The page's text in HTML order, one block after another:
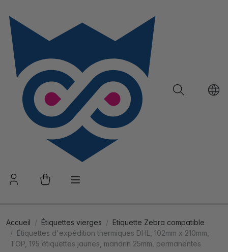
Accueil Étiquettes vierges
Etiquette Zebra compatible
Étiquettes d'expédition thermiques DHL, 102mm x 210mm,
TOP, 195 étiquettes jaunes, mandrin 25mm, permanentes